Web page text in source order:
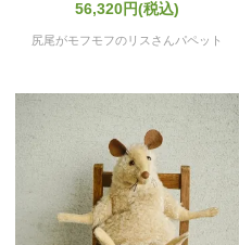
56,320円(税込)
尻尾がモフモフのリスさんパペット